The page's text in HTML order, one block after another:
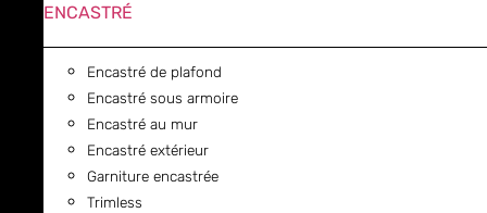
ENCASTRÉ
Encastré de plafond
Encastré sous armoire
Encastré au mur
Encastré extérieur
Garniture encastrée
Trimless